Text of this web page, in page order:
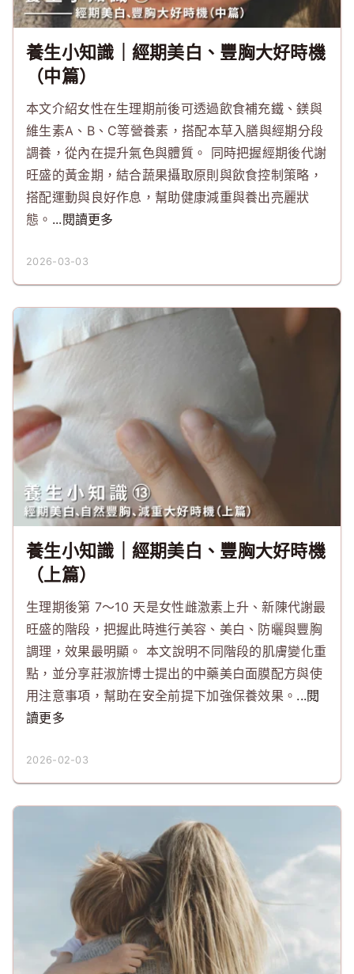
養生小知識｜經期美白、豐胸大好時機
（中篇）
本文介紹女性在生理期前後可透過飲食補充鐵、鎂與
維生素A、B、C等營養素，搭配本草入膳與經期分段
調養，從內在提升氣色與體質。 同時把握經期後代謝
旺盛的黃金期，結合蔬果攝取原則與飲食控制策略，
搭配運動與良好作息，幫助健康減重與養出亮麗狀
態。 ...閱讀更多
2026-03-03
養生小知識｜經期美白、豐胸大好時機
（上篇）
生理期後第 7～10 天是女性雌激素上升、新陳代謝最
旺盛的階段，把握此時進行美容、美白、防曬與豐胸
調理，效果最明顯。 本文說明不同階段的肌膚變化重
點，並分享莊淑旂博士提出的中藥美白面膜配方與使
用注意事項，幫助在安全前提下加強保養效果。 ...閱
讀更多
2026-02-03